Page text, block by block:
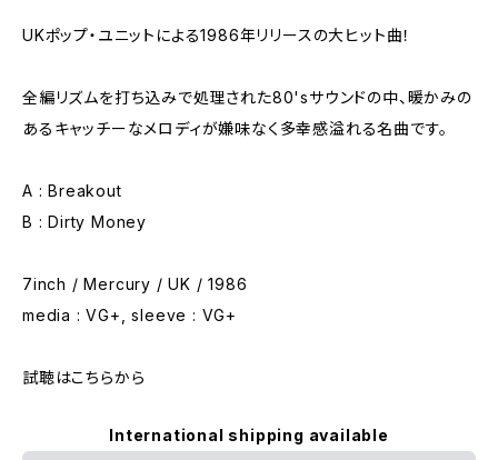
UKポップ・ユニットによる1986年リリースの大ヒット曲！
全編リズムを打ち込みで処理された80'sサウンドの中、暖かみの
あるキャッチーなメロディが嫌味なく多幸感溢れる名曲です。
A : Breakout
B : Dirty Money
7inch / Mercury / UK / 1986
media : VG+, sleeve : VG+
試聴はこちらから
International shipping available